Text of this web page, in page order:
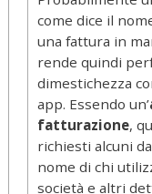
come dice il
una fattura in
rende quindi
dimestichezza
app. Essendo un’
fatturazione,
richiesti alcuni
nome di chi
società e altri